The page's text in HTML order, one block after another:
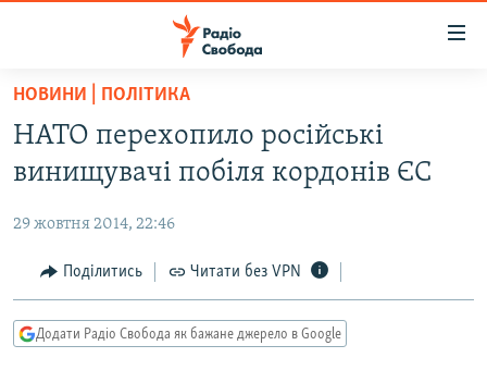
Перейти
основного
матеріалу
до
навігації
Перейти
до
ВСЕ ЗА ДОБУ
ПОЛІТИКА
ЕКОНОМІКА
КУЛЬТУРА
ВІЙНА
РОСІЙСЬКА «ФІЛЬТРАЦІЯ»
КРИМ.РЕАЛІЇ
НОВИНИ | ПОЛІТИКА
НАТО перехопило російські
винищувачі побіля кордонів ЄС
29 жовтня 2014, 22:46
Поділитись Читати без VPN
Додати Радіо Свобода як бажане джерело в Google